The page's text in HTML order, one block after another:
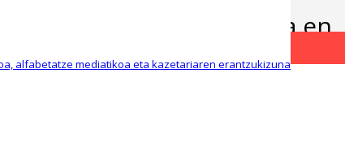
alfabetatze mediatikoa eta kazetariaren erantzukizuna
releva a César Coca en
de Periodismo